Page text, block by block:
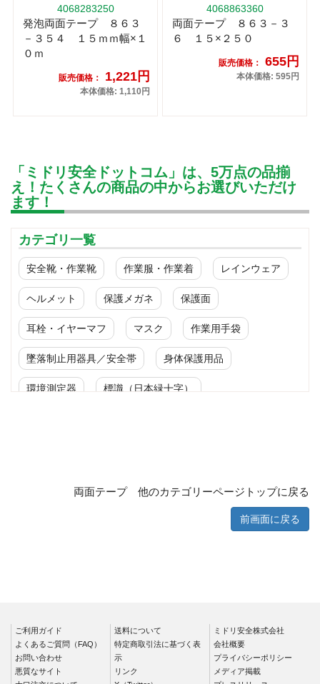
4068283250
発泡両面テープ ８６３
－３５４ １５ｍｍ幅×１
０ｍ
販売価格： 1,221円
本体価格: 1,110円
4068863360
両面テープ ８６３－３
６ １５×２５０
販売価格： 655円
本体価格: 595円
「ミドリ安全ドットコム」は、5万点の品揃
え！たくさんの商品の中からお選びいただけ
ます！
カテゴリ一覧
安全靴・作業靴 作業服・作業着 レインウェア
ヘルメット 保護メガネ 保護面
耳栓・イヤーマフ マスク 作業用手袋
墜落制止用器具／安全帯 身体保護用品
環境測定器 標識（日本緑十字）
保安・保守用品
ウイルス対策用品
商品カテゴリ一覧
両面テープ 他のカテゴリーページトップに戻る
前画面に戻る
ご利用ガイド
よくあるご質問（FAQ）
お問い合わせ
悪質なサイト
送料について
特定商取引法に基づく表
示
リンク
ミドリ安全株式会社
会社概要
プライバシーポリシー
メディア掲載